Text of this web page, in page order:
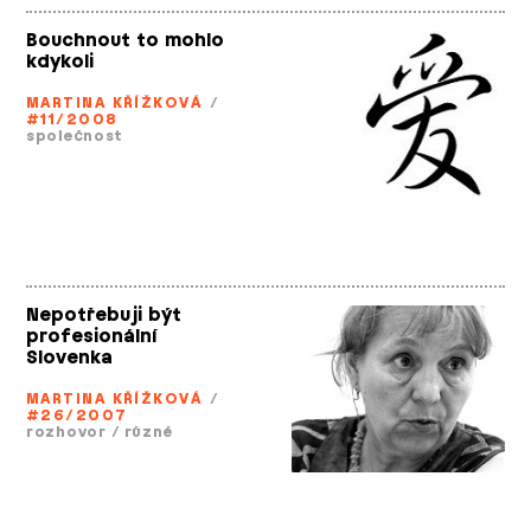
Bouchnout to mohlo
kdykoli
MARTINA KŘÍŽKOVÁ /
#11/2008
společnost
Nepotřebuji být
profesionální
Slovenka
MARTINA KŘÍŽKOVÁ /
#26/2007
rozhovor / různé